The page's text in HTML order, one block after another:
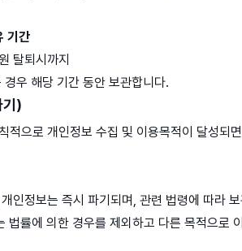
기간
탈퇴시까지
우 해당 기간 동안 보관합니다.
기)
적으로 개인정보 수집 및 이용목적이 달성
인정보는 즉시 파기되며, 관련 법령에 따라
법률에 의한 경우를 제외하고 다른 목적으로